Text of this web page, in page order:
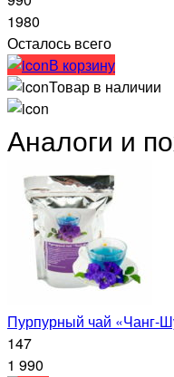
1980
Осталось всего
В корзину
Товар в наличии
Аналоги и
Пурпурный чай «Чанг-
147
1 990